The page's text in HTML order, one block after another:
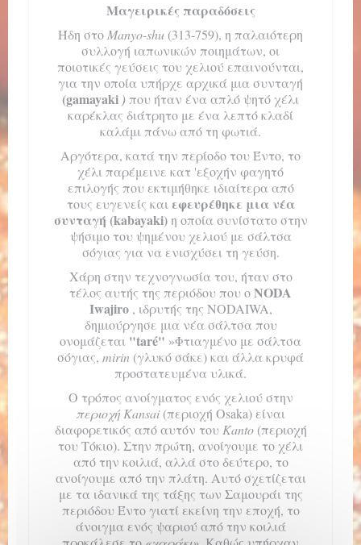
Μαγειρικές παραδόσεις
Ήδη στο Manyo-shu (313-759), η παλαιότερη
συλλογή ιαπωνικών ποιημάτων, οι
ποιοτικές γεύσεις του χελιού επαινούνται,
για την οποία υπήρχε αρχικά μια συνταγή
(gamayaki )που ήταν ένα απλό ψητό χέλι
καρέκλας διάτρητο με ένα λεπτό κλαδί
καλάμι πάνω από τη φωτιά.
Αργότερα, κατά την περίοδο του Έντο, το
χέλι παρέμεινε κατ 'εξοχήν φαγητό
επιλογής που εκτιμήθηκε ιδιαίτερα από
τους ευγενείς και εφευρέθηκε μια νέα
συνταγή (kabayaki)η οποία συνίστατο στην
ψήσιμο του ψημένου χελιού με σάλτσα
σόγιας για να ενισχύσει τη γεύση.
Χάρη στην τεχνογνωσία του, ήταν στο
τέλος αυτής της περιόδου που οNODA
Iwajiro, ιδρυτής της NODAIWA,
δημιούργησε μια νέα σάλτσα που
ονομάζεται "taré" »Φτιαγμένο με σάλτσα
σόγιας, mirin (γλυκό σάκε) και άλλα κρυφά
προστατευμένα υλικά.
Ο τρόπος ανοίγματος ενός χελιού στην
περιοχή Kansai(περιοχή Osaka) είναι
διαφορετικός από αυτόν του Kanto(περιοχή
του Τόκιο). Στην πρώτη, ανοίγουμε το χέλι
από την κοιλιά, αλλά στο δεύτερο, το
ανοίγουμε από την πλάτη. Αυτό σχετίζεται
με τα ιδανικά της τάξης των Σαμουράι της
περιόδου Έντο γιατί εκείνη την εποχή, το
άνοιγμα ενός ψαριού από την κοιλιά